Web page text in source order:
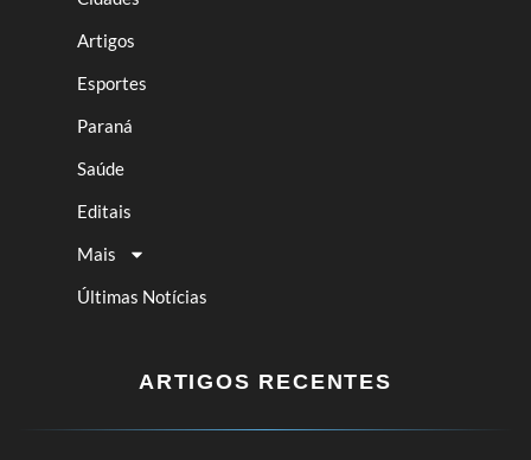
Artigos
Esportes
Paraná
Saúde
Editais
Mais
Últimas Notícias
ARTIGOS RECENTES